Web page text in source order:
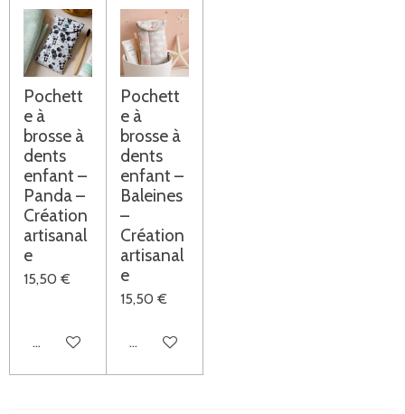
Pochett
e à
brosse à
dents
enfant –
Panda –
Création
artisanal
e
15,50 €
Ajouter au panier
Pochett
e à
brosse à
dents
enfant –
Baleines
–
Création
artisanal
e
15,50 €
Ajouter au panier